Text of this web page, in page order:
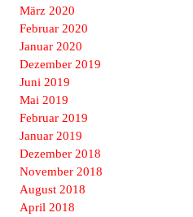
März 2020
Februar 2020
Januar 2020
Dezember 2019
Juni 2019
Mai 2019
Februar 2019
Januar 2019
Dezember 2018
November 2018
August 2018
April 2018